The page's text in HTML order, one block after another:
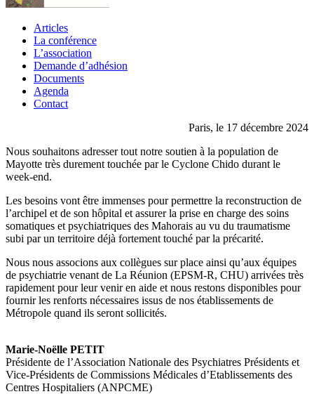
Articles
La conférence
L’association
Demande d’adhésion
Documents
Agenda
Contact
Paris, le 17 décembre 2024
Nous souhaitons adresser tout notre soutien à la population de
Mayotte très durement touchée par le Cyclone Chido durant le
week-end.
Les besoins vont être immenses pour permettre la reconstruction de
l’archipel et de son hôpital et assurer la prise en charge des soins
somatiques et psychiatriques des Mahorais au vu du traumatisme
subi par un territoire déjà fortement touché par la précarité.
Nous nous associons aux collègues sur place ainsi qu’aux équipes
de psychiatrie venant de La Réunion (EPSM-R, CHU) arrivées très
rapidement pour leur venir en aide et nous restons disponibles pour
fournir les renforts nécessaires issus de nos établissements de
Métropole quand ils seront sollicités.
Marie-Noëlle PETIT
Présidente de l’Association Nationale des Psychiatres Présidents et
Vice-Présidents de Commissions Médicales d’Etablissements des
Centres Hospitaliers (ANPCME)